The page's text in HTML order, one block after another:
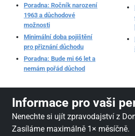
Poradna: Ročník narození
1963 a důchodové
možnosti
Minimální doba pojištění
pro přiznání důchodu
Poradna: Bude mi 66 let a
nemám pořád důchod
Informace pro vaši
Nenechte si ujít zpravodajství z
Zasíláme maximálně 1× měsíčně.